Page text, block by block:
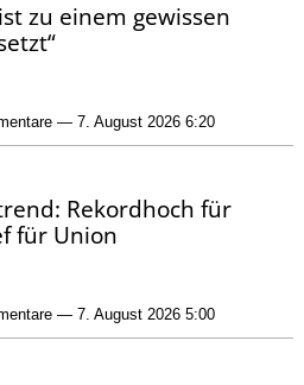
zu einem gewissen
— 7. August 2026 6:20
Rekordhoch für
für Union
— 7. August 2026 5:00